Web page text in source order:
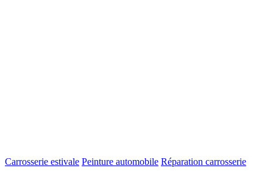
Carrosserie estivale Peinture automobile Réparation carrosserie